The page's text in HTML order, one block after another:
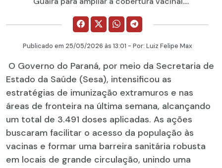
Publicado em 25/05/2026 às 13:01 - Por: Luiz Felipe Max
O Governo do Paraná, por meio da Secretaria de
Estado da Saúde (Sesa), intensificou as
estratégias de imunização extramuros e nas
áreas de fronteira na última semana, alcançando
um total de 3.491 doses aplicadas. As ações
buscaram facilitar o acesso da população às
vacinas e formar uma barreira sanitária robusta
em locais de grande circulação, unindo uma